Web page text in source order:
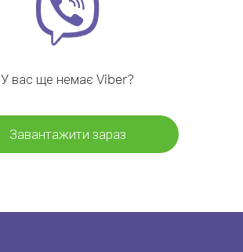
У вас ще немає Viber?
Завантажити зараз